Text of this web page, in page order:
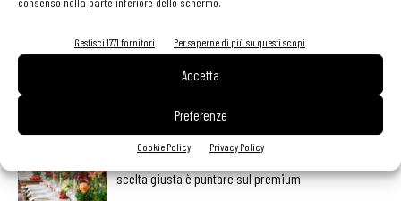
Gestisci 1771 fornitori Per saperne di più su questi scopi
Accetta
Preferenze
Cookie Policy Privacy Policy
L’ineguagliabile sapore dei funghi. Come prepararli,
Ampliare l’attività del ristorante al catering? Sì, ma la
scelta giusta è puntare sul premium